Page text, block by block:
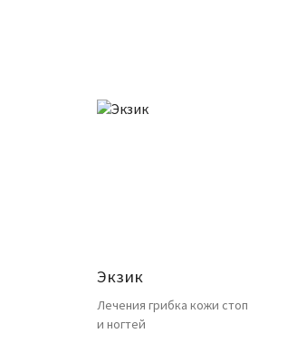
Экзик
Лечения грибка кожи стоп
и ногтей